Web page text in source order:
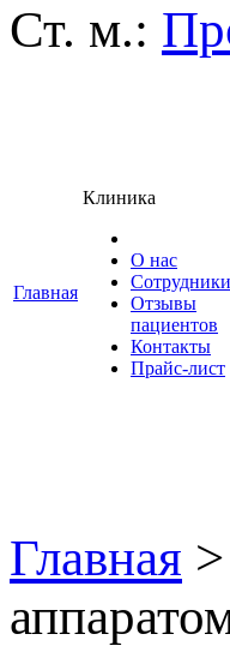
Ст. м.:
Главная
Клиника
О нас
Сотрудники
Отзывы
ациенто
Контакты
Прайс-лист
Главная >